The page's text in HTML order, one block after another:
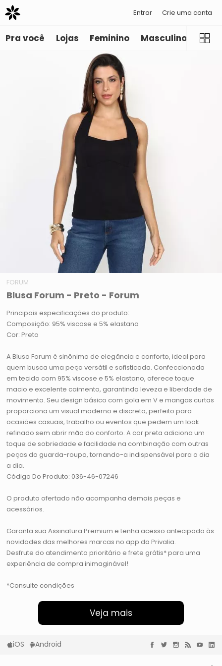
Entrar Crie uma conta
Pra você Lojas Feminino Masculino
FORUM
Blusa Forum - Preto - Forum
Principais especificações do produto:
Composição: 95% viscose e 5% elastano
Cor: Preto
A Blusa Forum é sinônimo de elegância e conforto, ideal para
quem busca uma peça versátil e sofisticada. Confeccionada
em tecido com 95% viscose e 5% elastano, oferece toque
macio e excelente caimento, garantindo leveza e liberdade de
movimento. Seu design básico com gola em V e mangas curtas
proporciona um visual moderno e discreto, perfeito para
ocasiões casuais, trabalho ou eventos que pedem um look
refinado sem abrir mão do conforto. A cor preta adiciona um
toque de sobriedade e facilidade na combinação com outras
peças do guarda-roupa, tornando-a indispensável para o dia
a dia.
Código Do Produto: 036-46-07246
O produto ofertado não acompanha demais peças e
acessórios.
Garanta sua Assinatura Premium e tenha acesso antecipado às
novidades das melhores marcas no app da Privalia.
Desfrute do atendimento prioritário e frete grátis* para uma
experiência de compra inimaginável!
*Consulte condições
Veja mais
iOS Android